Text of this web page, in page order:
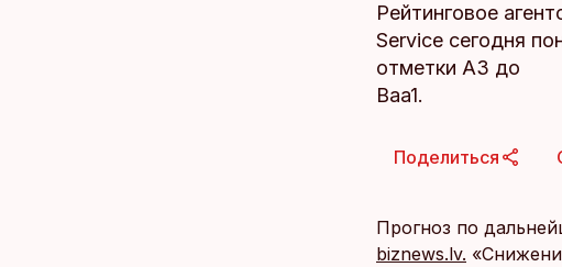
Рейтинговое
Service сегодня
отметки A3 до
Baa1.
Поделиться
Прогноз по
biznews.lv.